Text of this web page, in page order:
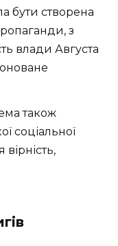
бути створена
з
влади Августа
також
соціальної
вірність,